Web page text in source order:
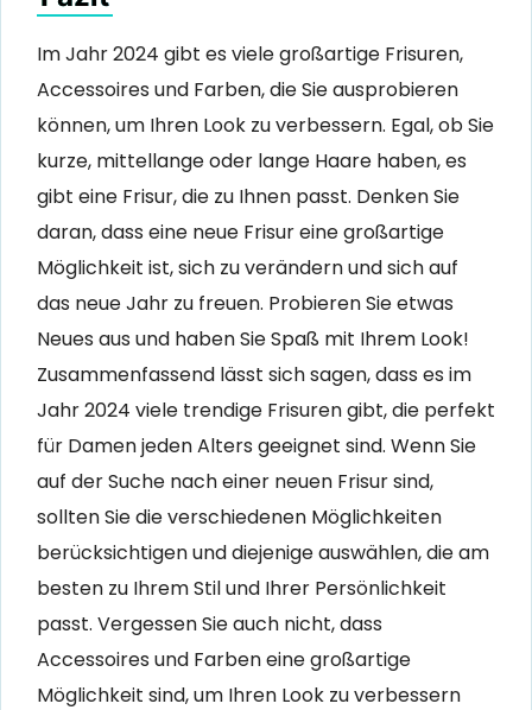
Im Jahr 2024 gibt es viele großartige Frisuren,
Accessoires und Farben, die Sie ausprobieren
können, um Ihren Look zu verbessern. Egal, ob Sie
kurze, mittellange oder lange Haare haben, es
gibt eine Frisur, die zu Ihnen passt. Denken Sie
daran, dass eine neue Frisur eine großartige
Möglichkeit ist, sich zu verändern und sich auf
das neue Jahr zu freuen. Probieren Sie etwas
Neues aus und haben Sie Spaß mit Ihrem Look!
Zusammenfassend lässt sich sagen, dass es im
Jahr 2024 viele trendige Frisuren gibt, die perfekt
für Damen jeden Alters geeignet sind. Wenn Sie
auf der Suche nach einer neuen Frisur sind,
sollten Sie die verschiedenen Möglichkeiten
berücksichtigen und diejenige auswählen, die am
besten zu Ihrem Stil und Ihrer Persönlichkeit
passt. Vergessen Sie auch nicht, dass
Accessoires und Farben eine großartige
Möglichkeit sind, um Ihren Look zu verbessern